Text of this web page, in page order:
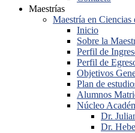
Maestrías
Maestría en
Inicio
Sobre la
Perfil de
Perfil de
Objetivos
Plan de
Alumnos
Núcleo
Dr.
Dr.